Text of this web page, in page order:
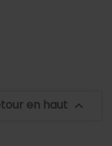
en haut 